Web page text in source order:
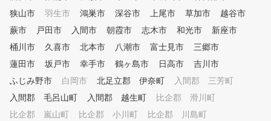
ンバーズラウンジを新設しまし
た。 ゴルフ上達とステキなゴ
ルフライフのために。クラブハ
ウスが、あなたのMeet on the
Green！をサポートします。
ンバーズラウンジを新設
た。 ゴルフ上達とステキ
ルフライフのために。ク
ウスが、あなたのMeet
Green！をサポートします
ンタルクラブとレンタル
のご予約をお願いします
スンをご予約の際、フォ
狭山市
羽生市 鴻巣市 深谷市 上尾市 草加市
越谷市
蕨市
戸田市 入間市 朝霞市 志木市 和光市
新座市
桶川市
久喜市 北本市 八潮市 富士見市
三郷市
蓮田市
坂戸市 幸手市 鶴ヶ島市 日高市
吉川市
ふじみ野市
白岡市 北足立郡 伊奈町
入間郡 三芳町
入間郡 毛呂山町
入間郡 越生町
比企郡 滑川町
比企郡 嵐山町
比企郡 小川町
比企郡 川島町